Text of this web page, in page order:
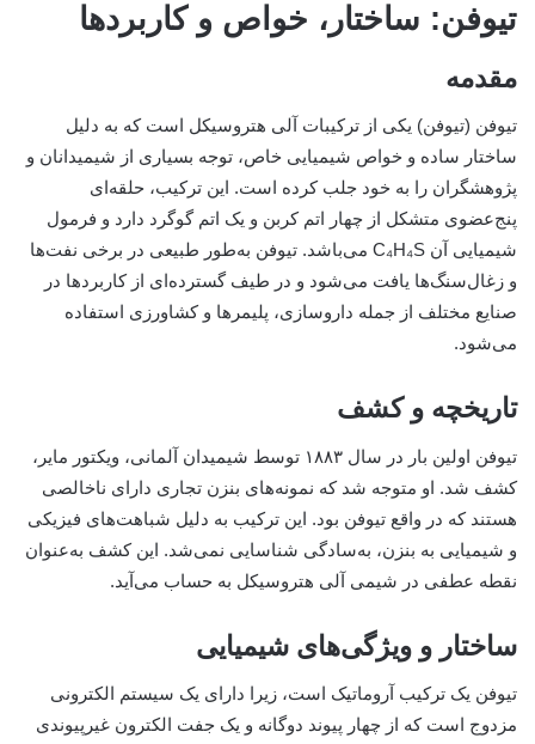
تیوفن: ساختار، خواص و کاربردها
مقدمه
تیوفن (تیوفن) یکی از ترکیبات آلی هتروسیکل است که به دلیل
ساختار ساده و خواص شیمیایی خاص، توجه بسیاری از شیمیدانان و
پژوهشگران را به خود جلب کرده است. این ترکیب، حلقه‌ای
پنج‌عضوی متشکل از چهار اتم کربن و یک اتم گوگرد دارد و فرمول
شیمیایی آن C₄H₄S می‌باشد. تیوفن به‌طور طبیعی در برخی نفت‌ها
و زغال‌سنگ‌ها یافت می‌شود و در طیف گسترده‌ای از کاربردها در
صنایع مختلف از جمله داروسازی، پلیمرها و کشاورزی استفاده
می‌شود.
تاریخچه و کشف
تیوفن اولین بار در سال ۱۸۸۳ توسط شیمیدان آلمانی، ویکتور مایر،
کشف شد. او متوجه شد که نمونه‌های بنزن تجاری دارای ناخالصی
هستند که در واقع تیوفن بود. این ترکیب به دلیل شباهت‌های فیزیکی
و شیمیایی به بنزن، به‌سادگی شناسایی نمی‌شد. این کشف به‌عنوان
نقطه عطفی در شیمی آلی هتروسیکل به حساب می‌آید.
ساختار و ویژگی‌های شیمیایی
تیوفن یک ترکیب آروماتیک است، زیرا دارای یک سیستم الکترونی
مزدوج است که از چهار پیوند دوگانه و یک جفت الکترون غیر‌پیوندی